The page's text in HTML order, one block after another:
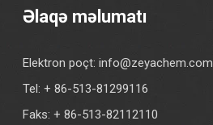
Əlaqə məlumatı
Elektron poçt:info@zeyachem.com
Tel: + 86-513-81299116
Faks: + 86-513-82112110